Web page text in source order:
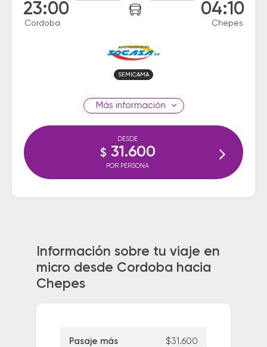
23:00
Cordoba
04:10
Chepes
SEMICAMA
información
DESDE
$ 31.600
POR PERSONA
Información sobre tu viaje en
micro desde Cordoba hacia
Chepes
Pasaje más
$31.600